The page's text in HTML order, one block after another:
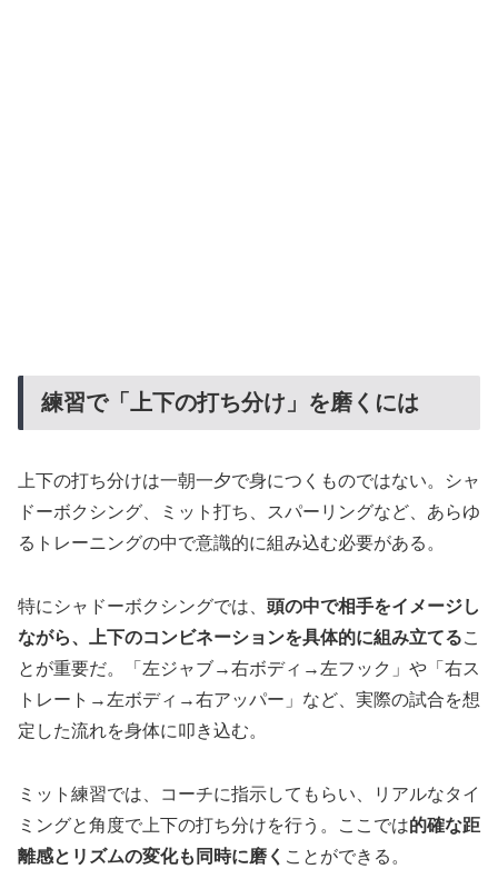
練習で「上下の打ち分け」を磨くには
上下の打ち分けは一朝一夕で身につくものではない。シャ
ドーボクシング、ミット打ち、スパーリングなど、あらゆ
るトレーニングの中で意識的に組み込む必要がある。
特にシャドーボクシングでは、 頭の中で相手をイメージし
ながら、上下のコンビネーションを具体的に組み立てるこ
とが重要だ。「左ジャブ→右ボディ→左フック」や「右ス
トレート→左ボディ→右アッパー」など、実際の試合を想
定した流れを身体に叩き込む。
ミット練習では、コーチに指示してもらい、リアルなタイ
ミングと角度で上下の打ち分けを行う。ここでは的確な距
離感とリズムの変化も同時に磨く ことができる。